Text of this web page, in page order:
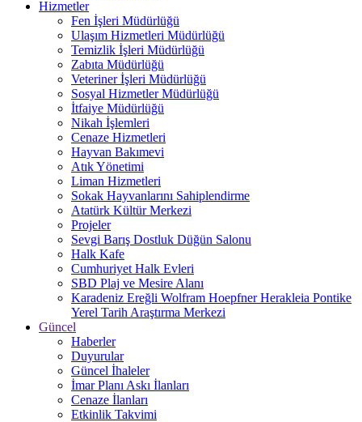
Hizmetler
Fen İşleri Müdürlüğü
Ulaşım Hizmetleri Müdürlüğü
Temizlik İşleri Müdürlüğü
Zabıta Müdürlüğü
Veteriner İşleri Müdürlüğü
Sosyal Hizmetler Müdürlüğü
İtfaiye Müdürlüğü
Nikah İşlemleri
Cenaze Hizmetleri
Hayvan Bakımevi
Atık Yönetimi
Liman Hizmetleri
Sokak Hayvanlarını Sahiplendirme
Atatürk Kültür Merkezi
Projeler
Sevgi Barış Dostluk Düğün Salonu
Halk Kafe
Cumhuriyet Halk Evleri
SBD Plaj ve Mesire Alanı
Karadeniz Ereğli Wolfram Hoepfner Herakleia Pontike
Yerel Tarih Araştırma Merkezi
Güncel
Haberler
Duyurular
Güncel İhaleler
İmar Planı Askı İlanları
Cenaze İlanları
Etkinlik Takvimi